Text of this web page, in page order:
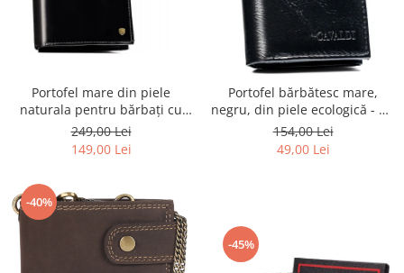
Portofel mare din piele
naturala pentru bărbați cu
sistem RFID - Rovicky
249,00 Lei
149,00 Lei
Portofel bărbătesc mare,
negru, din piele ecologică - 4U
Cavaldi
154,00 Lei
49,00 Lei
-40%
-45%